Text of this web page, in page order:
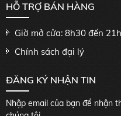
HỖ TRỢ BÁN HÀNG
Giờ mở cửa: 8h30 đến
Chính sách đại lý
ĐĂNG KÝ NHẬN TIN
Nhập email của bạn để nhận